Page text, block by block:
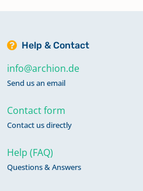
Vehlen
Help & Contact
info@archion.de
Send us an email
Contact form
Contact us directly
Help (FAQ)
Questions & Answers